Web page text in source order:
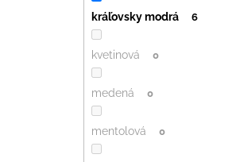
kráľovsky modrá 6
kvetinová 0
medená 0
mentolová 0